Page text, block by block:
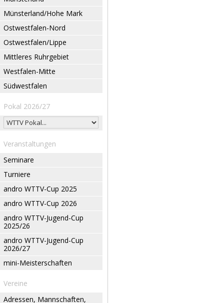
Münsterland/Hohe Mark
Ostwestfalen-Nord
Ostwestfalen/Lippe
Mittleres Ruhrgebiet
Westfalen-Mitte
Südwestfalen
Pokal 2026/27
Veranstaltungen
Seminare
Turniere
andro WTTV-Cup 2025
andro WTTV-Cup 2026
andro WTTV-Jugend-Cup
2025/26
andro WTTV-Jugend-Cup
2026/27
mini-Meisterschaften
Vereine
Adressen, Mannschaften,